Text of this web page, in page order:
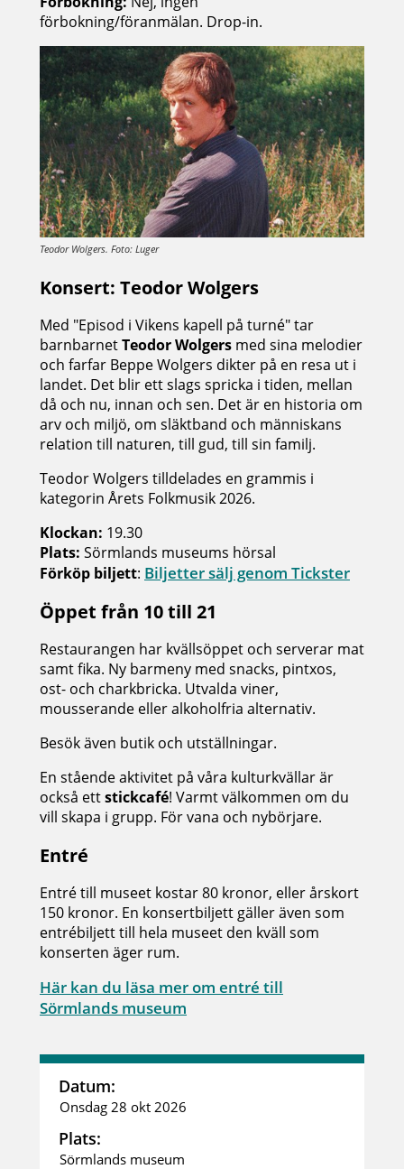
förbokning/föranmälan. Drop-in.
Teodor Wolgers. Foto: Luger
Konsert: Teodor Wolgers
Med "Episod i Vikens kapell på turné" tar
barnbarnetTeodor Wolgers med sina melodier
och farfar Beppe Wolgers dikter på en resa ut i
landet. Det blir ett slags spricka i tiden, mellan
då och nu, innan och sen. Det är en historia om
arv och miljö, om släktband och människans
relation till naturen, till gud, till sin familj.
Teodor Wolgers tilldelades en grammis i
kategorin Årets Folkmusik 2026.
Klockan: 19.30
Plats: Sörmlands museums hörsal
Förköp biljett: Biljetter sälj genom Tickster
Öppet från 10 till 21
Restaurangen har kvällsöppet och serverar mat
samt fika. Ny barmeny med snacks, pintxos,
ost- och charkbricka. Utvalda viner,
mousserande eller alkoholfria alternativ.
Besök även butik och utställningar.
En stående aktivitet på våra kulturkvällar är
också ettstickcafé! Varmt välkommen om du
vill skapa i grupp. För vana och nybörjare.
Entré
Entré till museet kostar 80 kronor, eller årskort
150 kronor. En konsertbiljett gäller även som
entrébiljett till hela museet den kväll som
konserten äger rum.
Här kan du läsa mer om entré till
Sörmlands museum
Datum:
Onsdag 28 okt 2026
Plats:
Sörmlands museum